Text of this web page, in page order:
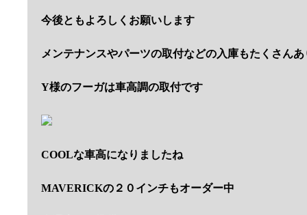
今後ともよろしくお願いします
メンテナンスやパーツの取付などの入庫もたくさん
Y様のフーガは車高調の取付です
COOLな車高になりましたね
MAVERICKの２０インチもオーダー中